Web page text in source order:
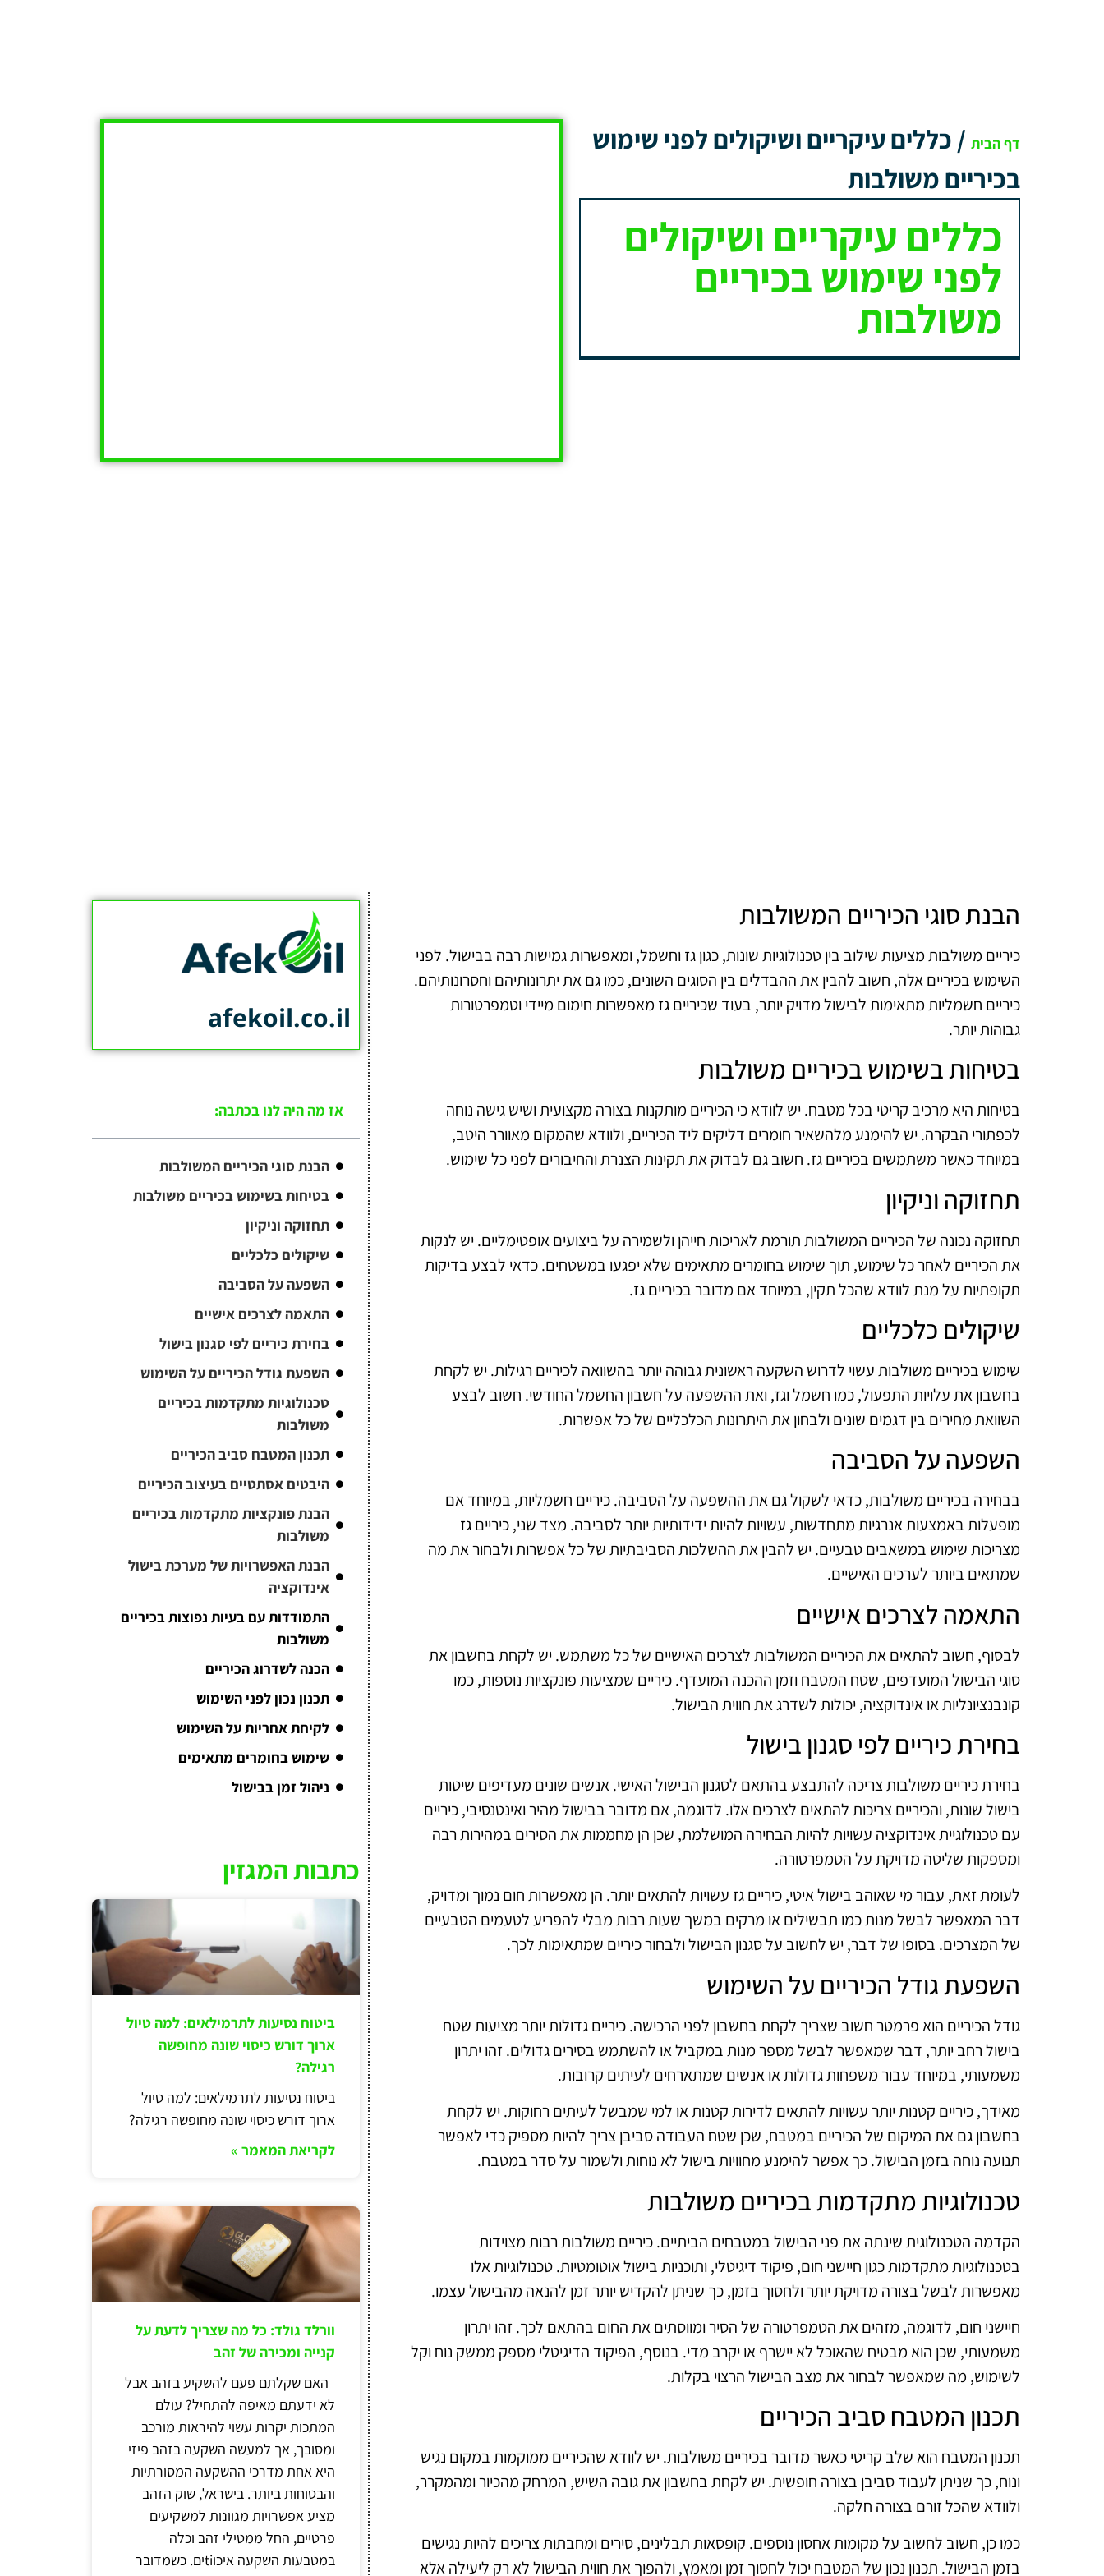
דף הבית /כללים עיקריים ושיקולים לפני שימוש
בכיריים משולבות
כללים עיקריים ושיקולים
לפני שימוש בכיריים
משולבות
הבנת סוגי הכיריים המשולבות
כיריים משולבות מציעות שילוב בין טכנולוגיות שונות, כגון גז וחשמל, ומאפשרות גמישות רבה בבישול. לפני
השימוש בכיריים אלה, חשוב להבין את ההבדלים בין הסוגים השונים, כמו גם את יתרונותיהם וחסרונותיהם.
כיריים חשמליות מתאימות לבישול מדויק יותר, בעוד שכיריים גז מאפשרות חימום מיידי וטמפרטורות
גבוהות יותר.
בטיחות בשימוש בכיריים משולבות
בטיחות היא מרכיב קריטי בכל מטבח. יש לוודא כי הכיריים מותקנות בצורה מקצועית ושיש גישה נוחה
לכפתורי הבקרה. יש להימנע מלהשאיר חומרים דליקים ליד הכיריים, ולוודא שהמקום מאוורר היטב,
במיוחד כאשר משתמשים בכיריים גז. חשוב גם לבדוק את תקינות הצנרת והחיבורים לפני כל שימוש.
תחזוקה וניקיון
תחזוקה נכונה של הכיריים המשולבות תורמת לאריכות חייהן ולשמירה על ביצועים אופטימליים. יש לנקות
את הכיריים לאחר כל שימוש, תוך שימוש בחומרים מתאימים שלא יפגעו במשטחים. כדאי לבצע בדיקות
תקופתיות על מנת לוודא שהכל תקין, במיוחד אם מדובר בכיריים גז.
שיקולים כלכליים
שימוש בכיריים משולבות עשוי לדרוש השקעה ראשונית גבוהה יותר בהשוואה לכיריים רגילות. יש לקחת
בחשבון את עלויות התפעול, כמו חשמל וגז, ואת ההשפעה על חשבון החשמל החודשי. חשוב לבצע
השוואת מחירים בין דגמים שונים ולבחון את היתרונות הכלכליים של כל אפשרות.
השפעה על הסביבה
בבחירה בכיריים משולבות, כדאי לשקול גם את ההשפעה על הסביבה. כיריים חשמליות, במיוחד אם
מופעלות באמצעות אנרגיות מתחדשות, עשויות להיות ידידותיות יותר לסביבה. מצד שני, כיריים גז
מצריכות שימוש במשאבים טבעיים. יש להבין את ההשלכות הסביבתיות של כל אפשרות ולבחור את מה
שמתאים ביותר לערכים האישיים.
התאמה לצרכים אישיים
לבסוף, חשוב להתאים את הכיריים המשולבות לצרכים האישיים של כל משתמש. יש לקחת בחשבון את
סוגי הבישול המועדפים, שטח המטבח וזמן ההכנה המועדף. כיריים שמציעות פונקציות נוספות, כמו
קונבנציונליות או אינדוקציה, יכולות לשדרג את חווית הבישול.
בחירת כיריים לפי סגנון בישול
בחירת כיריים משולבות צריכה להתבצע בהתאם לסגנון הבישול האישי. אנשים שונים מעדיפים שיטות
בישול שונות, והכיריים צריכות להתאים לצרכים אלו. לדוגמה, אם מדובר בבישול מהיר ואינטנסיבי, כיריים
עם טכנולוגיית אינדוקציה עשויות להיות הבחירה המושלמת, שכן הן מחממות את הסירים במהירות רבה
ומספקות שליטה מדויקת על הטמפרטורה.
לעומת זאת, עבור מי שאוהב בישול איטי, כיריים גז עשויות להתאים יותר. הן מאפשרות חום נמוך ומדויק,
דבר המאפשר לבשל מנות כמו תבשילים או מרקים במשך שעות רבות מבלי להפריע לטעמים הטבעיים
של המצרכים. בסופו של דבר, יש לחשוב על סגנון הבישול ולבחור כיריים שמתאימות לכך.
השפעת גודל הכיריים על השימוש
גודל הכיריים הוא פרמטר חשוב שצריך לקחת בחשבון לפני הרכישה. כיריים גדולות יותר מציעות שטח
בישול רחב יותר, דבר שמאפשר לבשל מספר מנות במקביל או להשתמש בסירים גדולים. זהו יתרון
משמעותי, במיוחד עבור משפחות גדולות או אנשים שמתארחים לעיתים קרובות.
מאידך, כיריים קטנות יותר עשויות להתאים לדירות קטנות או למי שמבשל לעיתים רחוקות. יש לקחת
בחשבון גם את המיקום של הכיריים במטבח, שכן שטח העבודה סביבן צריך להיות מספיק כדי לאפשר
תנועה נוחה בזמן הבישול. כך אפשר להימנע מחוויות בישול לא נוחות ולשמור על סדר במטבח.
טכנולוגיות מתקדמות בכיריים משולבות
הקדמה הטכנולוגית שינתה את פני הבישול במטבחים הביתיים. כיריים משולבות רבות מצוידות
בטכנולוגיות מתקדמות כגון חיישני חום, פיקוד דיגיטלי, ותוכניות בישול אוטומטיות. טכנולוגיות אלו
מאפשרות לבשל בצורה מדויקת יותר ולחסוך בזמן, כך שניתן להקדיש יותר זמן להנאה מהבישול עצמו.
חיישני חום, לדוגמה, מזהים את הטמפרטורה של הסיר ומווסתים את החום בהתאם לכך. זהו יתרון
משמעותי, שכן הוא מבטיח שהאוכל לא יישרף או יקרב מדי. בנוסף, הפיקוד הדיגיטלי מספק ממשק נוח וקל
לשימוש, מה שמאפשר לבחור את מצב הבישול הרצוי בקלות.
תכנון המטבח סביב הכיריים
תכנון המטבח הוא שלב קריטי כאשר מדובר בכיריים משולבות. יש לוודא שהכיריים ממוקמות במקום נגיש
ונוח, כך שניתן לעבוד סביבן בצורה חופשית. יש לקחת בחשבון את גובה השיש, המרחק מהכיור ומהמקרר,
ולוודא שהכל זורם בצורה חלקה.
כמו כן, חשוב לחשוב על מקומות אחסון נוספים. קופסאות תבלינים, סירים ומחבתות צריכים להיות נגישים
בזמן הבישול. תכנון נכון של המטבח יכול לחסוך זמן ומאמץ, ולהפוך את חווית הבישול לא רק ליעילה אלא
afekoil.co.il
אז מה היה לנו בכתבה:
הבנת סוגי הכיריים המשולבות
בטיחות בשימוש בכיריים משולבות
תחזוקה וניקיון
שיקולים כלכליים
השפעה על הסביבה
התאמה לצרכים אישיים
בחירת כיריים לפי סגנון בישול
השפעת גודל הכיריים על השימוש
טכנולוגיות מתקדמות בכיריים
משולבות
תכנון המטבח סביב הכיריים
היבטים אסתטיים בעיצוב הכיריים
הבנת פונקציות מתקדמות בכיריים
משולבות
הבנת האפשרויות של מערכת בישול
אינדוקציה
התמודדות עם בעיות נפוצות בכיריים
משולבות
הכנה לשדרוג הכיריים
תכנון נכון לפני השימוש
לקיחת אחריות על השימוש
שימוש בחומרים מתאימים
ניהול זמן בבישול
כתבות המגזין
ביטוח נסיעות לתרמילאים: למה טיול
ארוך דורש כיסוי שונה מחופשה
רגילה?
ביטוח נסיעות לתרמילאים: למה טיול
ארוך דורש כיסוי שונה מחופשה רגילה?
לקריאת המאמר »
וורלד גולד: כל מה שצריך לדעת על
קנייה ומכירה של זהב
האם שקלתם פעם להשקיע בזהב אבל
לא ידעתם מאיפה להתחיל? עולם
המתכות יקרות עשוי להיראות מורכב
ומסובך, אך למעשה השקעה בזהב פיזי
היא אחת מדרכי ההשקעה המסורתיות
והבטוחות ביותר. בישראל, שוק הזהב
מציע אפשרויות מגוונות למשקיעים
פרטיים, החל ממטילי זהב וכלה
במטבעות השקעה איכוtiים. כשמדובר